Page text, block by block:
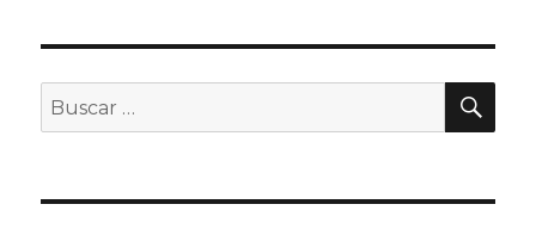
Buscar
por: